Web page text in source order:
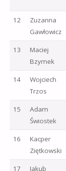
12
Zuzanna
Gawłowicz
13
Maciej
Bzymek
14
Wojciech
Trzos
15
Adam
Świostek
16
Kacper
Ziętkowski
17 Jakub